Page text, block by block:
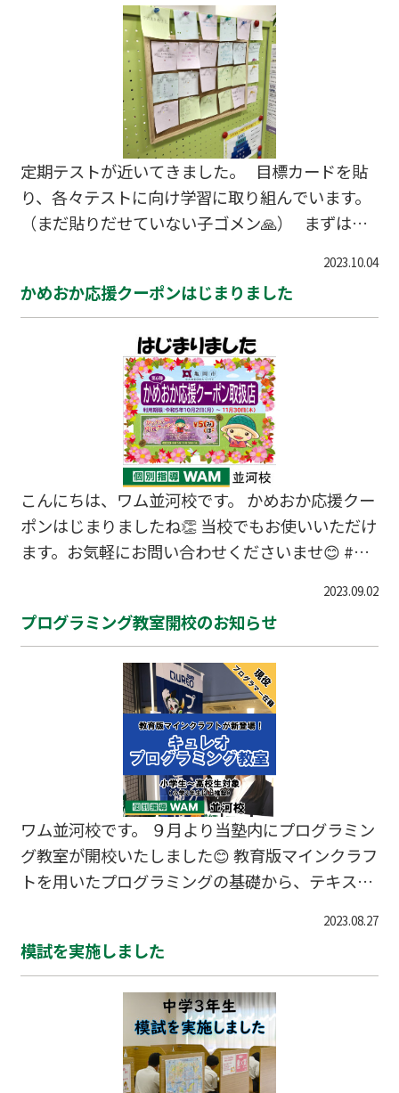
定期テストが近いてきました。 目標カードを貼
り、各々テストに向け学習に取り組んでいます。
（まだ貼りだせていない子ゴメン🙏） まずはこ
付いてください。その変化は、そのままこの先あ
なたが成長する可能性になります。自分の可能性
を信じて頑張ろう！ #亀岡市 #塾 #個別指導 #中間
テスト #テスト勉強
2023.10.04
かめおか応援クーポンはじまりました
こんにちは、ワム並河校です。 かめおか応援クー
ポンはじまりましたね👏 当校でもお使いいただけ
ます。お気軽にお問い合わせくださいませ😊 #亀
2023.09.02
プログラミング教室開校のお知らせ
ワム並河校です。 ９月より当塾内にプログラミン
グ教室が開校いたしました😊 教育版マインクラフ
トを用いたプログラミングの基礎から、テキスト
くことができます。 楽しみながらいつの間にか想
像力、論理的思考力、問題解決能力が磨かれてい
くのがこの教材のよいところ✊ 千代川、大井でプ
ログラミングを学ぶならワムにご相談くださいま
せ。 授業曜日・時間 初級コース 月・木 16:30～
17:30 土 10:30～11:30 中級コース 土 16:30～18:
00 お問い合わせは下記まで 0120-
2023.08.27
模試を実施しました